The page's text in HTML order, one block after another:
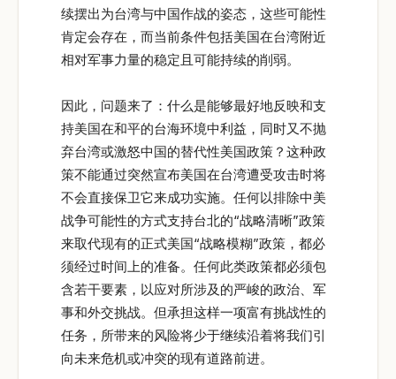
续摆出为台湾与中国作战的姿态，这些可能性
肯定会存在，而当前条件包括美国在台湾附近
相对军事力量的稳定且可能持续的削弱。
因此，问题来了：什么是能够最好地反映和支
持美国在和平的台海环境中利益，同时又不抛
弃台湾或激怒中国的替代性美国政策？这种政
策不能通过突然宣布美国在台湾遭受攻击时将
不会直接保卫它来成功实施。任何以排除中美
战争可能性的方式支持台北的“战略清晰”政策
来取代现有的正式美国“战略模糊”政策，都必
须经过时间上的准备。任何此类政策都必须包
含若干要素，以应对所涉及的严峻的政治、军
事和外交挑战。但承担这样一项富有挑战性的
任务，所带来的风险将少于继续沿着将我们引
向未来危机或冲突的现有道路前进。